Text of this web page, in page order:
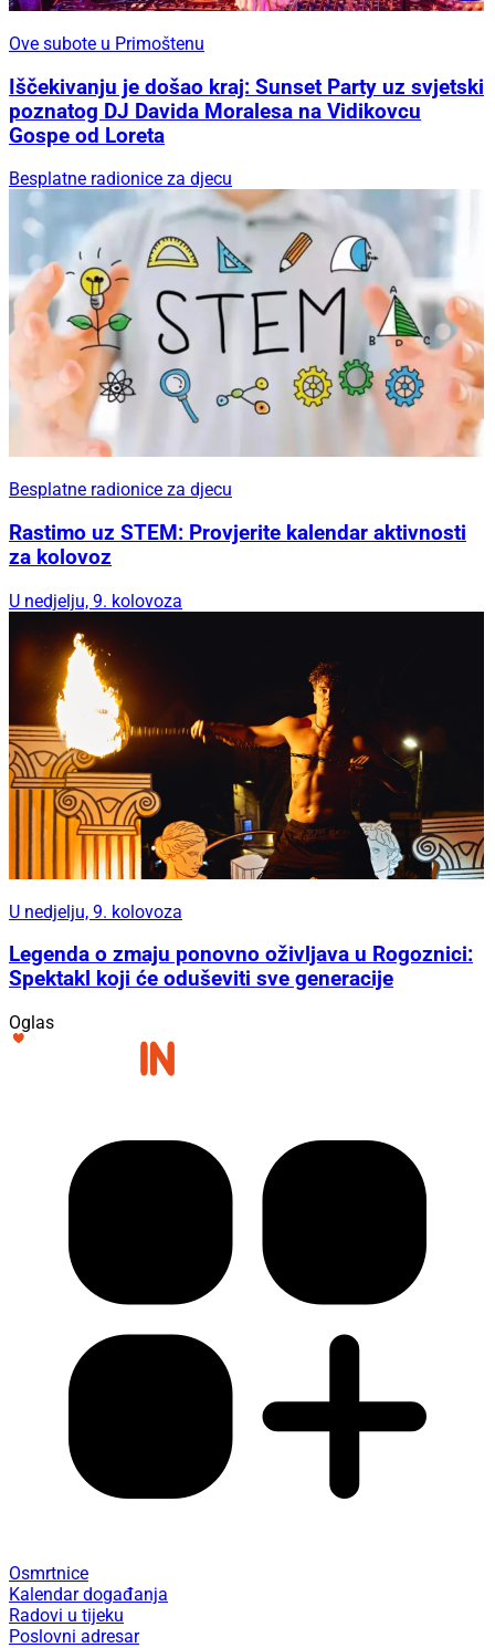
Ove subote u Primoštenu
Iščekivanju je došao kraj: Sunset Party uz svjetski
poznatog DJ Davida Moralesa na Vidikovcu
Gospe od Loreta
Besplatne radionice za djecu
Besplatne radionice za djecu
Rastimo uz STEM: Provjerite kalendar aktivnosti
za kolovoz
U nedjelju, 9. kolovoza
U nedjelju, 9. kolovoza
Legenda o zmaju ponovno oživljava u Rogoznici:
Spektakl koji će oduševiti sve generacije
Oglas
Osmrtnice
Kalendar događanja
Radovi u tijeku
Poslovni adresar